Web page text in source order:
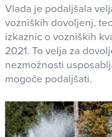
Vlada je podaljšala
vozniških dovoljenj,
izkaznic o vozniških
2021. To velja za
nezmožnosti
mogoče podaljšati.